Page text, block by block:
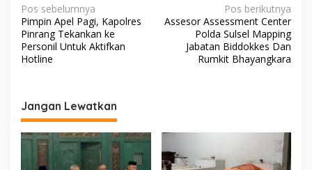
N
a
v
a
s
i
Pos sebelumnya
Pimpin Apel Pagi, Kapolres
Pinrang Tekankan ke
Personil Untuk Aktifkan
Hotline
Pos berikutnya
Assesor Assessment Center
Polda Sulsel Mapping
Jabatan Biddokkes Dan
Rumkit Bhayangkara
Jangan Lewatkan